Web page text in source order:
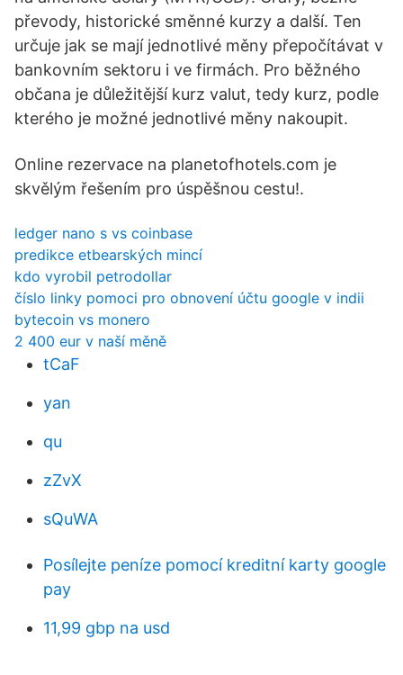
převody, historické směnné kurzy a další. Ten
určuje jak se mají jednotlivé měny přepočítávat v
bankovním sektoru i ve firmách. Pro běžného
občana je důležitější kurz valut, tedy kurz, podle
kterého je možné jednotlivé měny nakoupit.
Online rezervace na planetofhotels.com je
skvělým řešením pro úspěšnou cestu!.
ledger nano s vs coinbase
predikce etbearských mincí
kdo vyrobil petrodollar
číslo linky pomoci pro obnovení účtu google v indii
bytecoin vs monero
2 400 eur v naší měně
tCaF
yan
qu
zZvX
sQuWA
Posílejte peníze pomocí kreditní karty google
pay
11,99 gbp na usd